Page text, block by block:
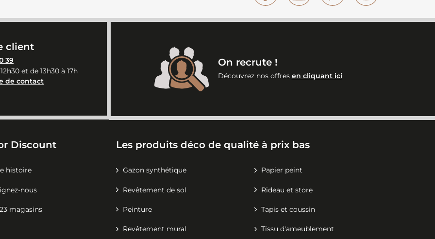
client
39
et de 13h30 à 17h
de contact
On recrute !
Découvrez nos offres en cliquant ici
Discount
histoire
nous
magasins
Les produits déco de qualité à prix bas
Gazon synthétique Papier peint
Revêtement de sol Rideau et store
Peinture Tapis et coussin
Revêtement mural Tissu d'ameublement